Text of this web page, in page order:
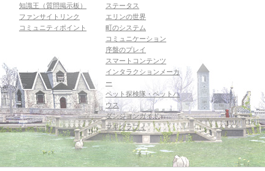
知識王（質問掲示板）
ファンサイトリンク
コミュニティポイント
ステータス
エリンの世界
町のシステム
コミュニケーション
序盤のプレイ
スマートコンテンツ
インタラクションメーカ
ー
ペット探検隊・ペットハ
ウス
ダンジョンガイド
マギグラフィ